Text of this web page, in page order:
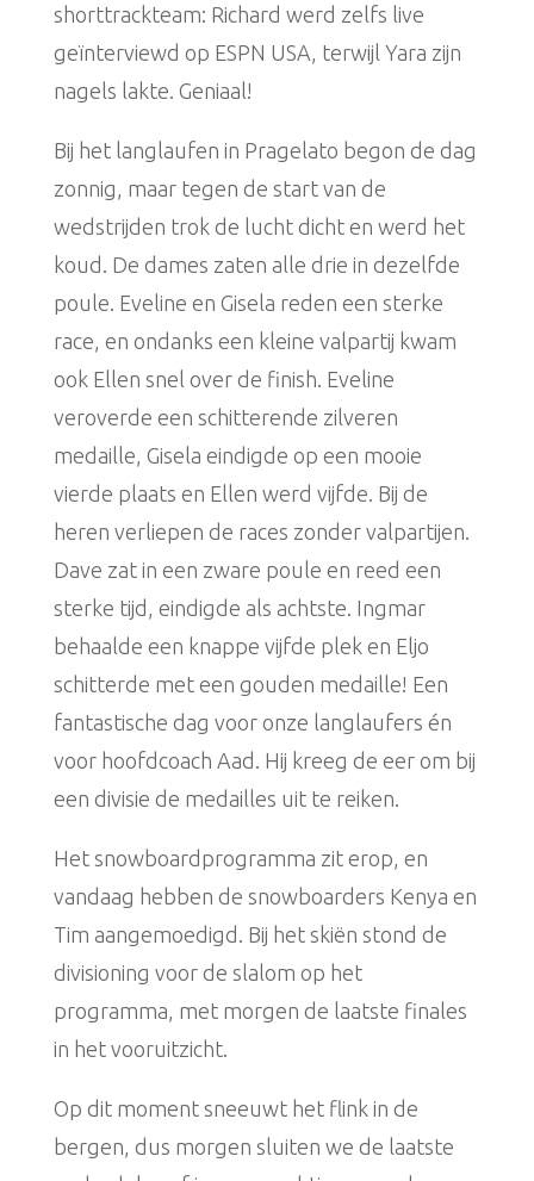
shorttrackteam: Richard werd zelfs live
geïnterviewd op ESPN USA, terwijl Yara zijn
nagels lakte. Geniaal!
Bij het langlaufen in Pragelato begon de dag
zonnig, maar tegen de start van de
wedstrijden trok de lucht dicht en werd het
koud. De dames zaten alle drie in dezelfde
poule. Eveline en Gisela reden een sterke
race, en ondanks een kleine valpartij kwam
ook Ellen snel over de finish. Eveline
veroverde een schitterende zilveren
medaille, Gisela eindigde op een mooie
vierde plaats en Ellen werd vijfde. Bij de
heren verliepen de races zonder valpartijen.
Dave zat in een zware poule en reed een
sterke tijd, eindigde als achtste. Ingmar
behaalde een knappe vijfde plek en Eljo
schitterde met een gouden medaille! Een
fantastische dag voor onze langlaufers én
voor hoofdcoach Aad. Hij kreeg de eer om bij
een divisie de medailles uit te reiken.
Het snowboardprogramma zit erop, en
vandaag hebben de snowboarders Kenya en
Tim aangemoedigd. Bij het skiën stond de
divisioning voor de slalom op het
programma, met morgen de laatste finales
in het vooruitzicht.
Op dit moment sneeuwt het flink in de
bergen, dus morgen sluiten we de laatste